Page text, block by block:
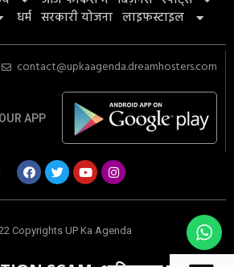
धर्म सरकारी योजना लाइफस्टाइल
contact@upkaagenda.dreamhosters.com
APP
Copyrights UP Ka Agenda